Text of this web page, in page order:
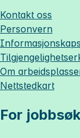
Kontakt oss
Personvern
Om
Nettstedkart
For